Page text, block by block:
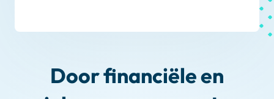
Door financiële en